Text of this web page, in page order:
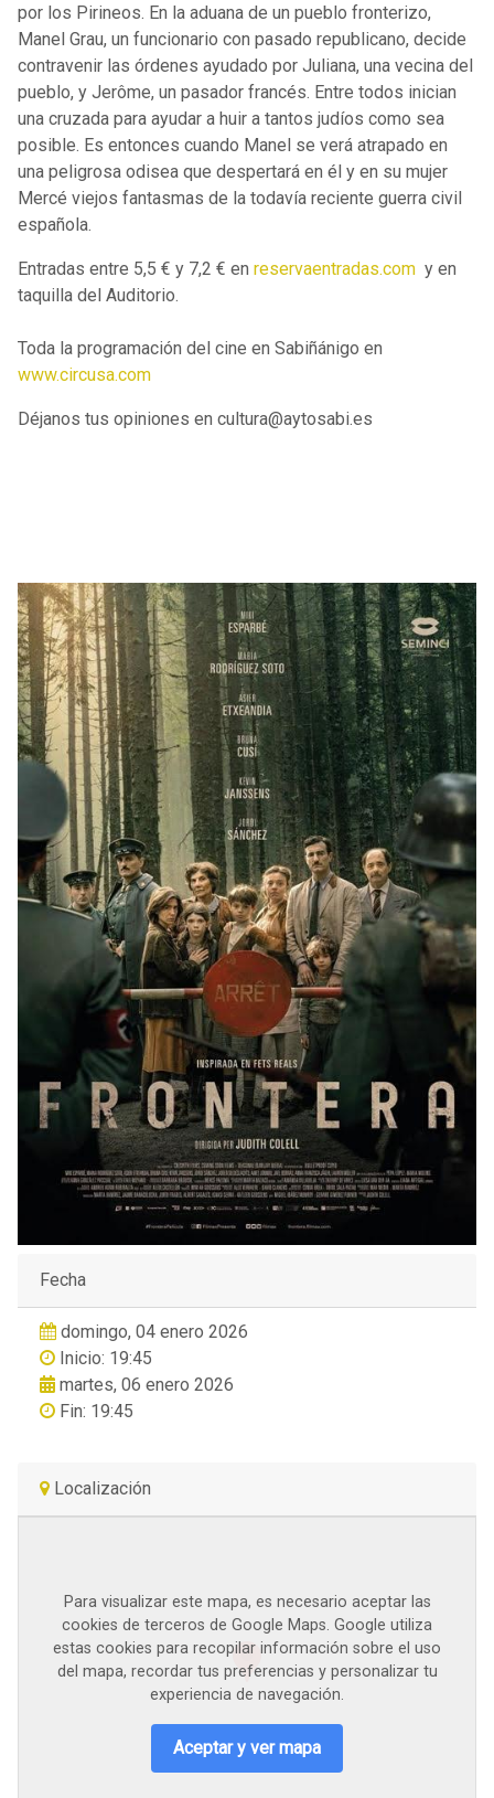
por los Pirineos. En la aduana de un pueblo fronterizo,
Manel Grau, un funcionario con pasado republicano, decide
contravenir las órdenes ayudado por Juliana, una vecina del
pueblo, y Jerôme, un pasador francés. Entre todos inician
una cruzada para ayudar a huir a tantos judíos como sea
posible. Es entonces cuando Manel se verá atrapado en
una peligrosa odisea que despertará en él y en su mujer
Mercé viejos fantasmas de la todavía reciente guerra civil
española.
Entradas entre 5,5 € y 7,2 € en reservaentradas.com y en
taquilla del Auditorio.
Toda la programación del cine en Sabiñánigo en
www.circusa.com
Déjanos tus opiniones en cultura@aytosabi.es
Fecha
domingo, 04 enero 2026
Inicio: 19:45
martes, 06 enero 2026
Fin: 19:45
Localización
Para visualizar este mapa, es necesario aceptar las
cookies de terceros de Google Maps. Google utiliza
estas cookies para recopilar información sobre el uso
del mapa, recordar tus preferencias y personalizar tu
experiencia de navegación.
Aceptar y ver mapa